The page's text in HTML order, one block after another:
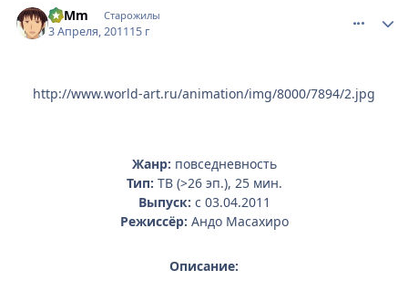
SuMm Старожилы
3 Апреля, 201115 г
http://www.world-art.ru/animation/img/8000/7894/2.jpg
Жанр: повседневность
Тип: ТВ (>26 эп.), 25 мин.
Выпуск: c 03.04.2011
Режиссёр: Андо Масахиро
Описание: